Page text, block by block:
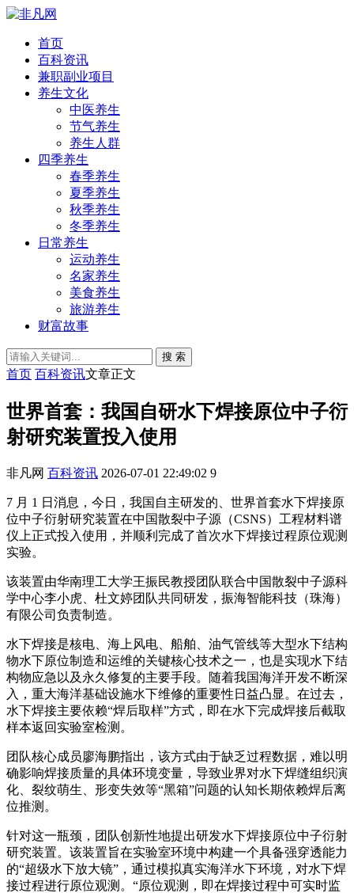
首页
百科资讯
兼职副业项目
养生文化
中医养生
节气养生
养生人群
四季养生
春季养生
夏季养生
秋季养生
冬季养生
日常养生
运动养生
名家养生
美食养生
旅游养生
财富故事
搜 索
首页 百科资讯文章正文
世界首套：我国自研水下焊接原位中子衍
射研究装置投入使用
非凡网 百科资讯 2026-07-01 22:49:02 9
7 月 1 日消息，今日，我国自主研发的、世界首套水下焊接原
位中子衍射研究装置在中国散裂中子源（CSNS）工程材料谱
仪上正式投入使用，并顺利完成了首次水下焊接过程原位观测
实验。
该装置由华南理工大学王振民教授团队联合中国散裂中子源科
学中心李小虎、杜文婷团队共同研发，振海智能科技（珠海）
有限公司负责制造。
水下焊接是核电、海上风电、船舶、油气管线等大型水下结构
物水下原位制造和运维的关键核心技术之一，也是实现水下结
构物应急以及永久修复的主要手段。随着我国海洋开发不断深
入，重大海洋基础设施水下维修的重要性日益凸显。在过去，
水下焊接主要依赖“焊后取样”方式，即在水下完成焊接后截取
样本返回实验室检测。
团队核心成员廖海鹏指出，该方式由于缺乏过程数据，难以明
确影响焊接质量的具体环境变量，导致业界对水下焊缝组织演
化、裂纹萌生、形变失效等“黑箱”问题的认知长期依赖焊后离
位推测。
针对这一瓶颈，团队创新性地提出研发水下焊接原位中子衍射
研究装置。该装置旨在实验室环境中构建一个具备强穿透能力
的“超级水下放大镜”，通过模拟真实海洋水下环境，对水下焊
接过程进行原位观测。“原位观测，即在焊接过程中可实时监